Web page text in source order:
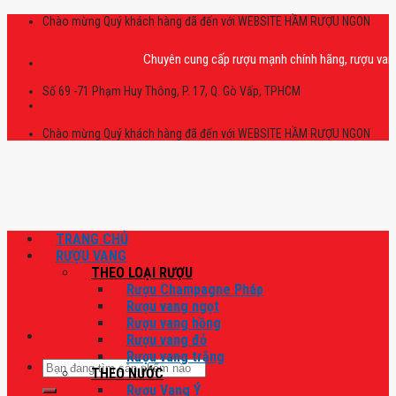
Skip
Chào mừng Quý khách hàng đã đến với WEBSITE HẦM RƯỢU NGON
Chuyên cung cấp rượu mạnh chính hãng, rượu vang
Số 69 -71 Phạm Huy Thông, P. 17, Q. Gò Vấp, TPHCM
Chào mừng Quý khách hàng đã đến với WEBSITE HẦM RƯỢU NGON
Tìm
kiếm:
TRANG CHỦ
RƯỢU VANG
THEO LOẠI RƯỢU
Rượu Champagne Pháp
Rượu vang ngọt
Rượu vang hồng
Rượu vang đỏ
Rượu vang trắng
THEO NƯỚC
Rượu Vang Ý